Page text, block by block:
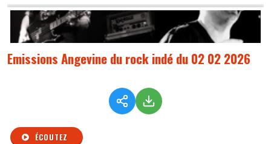
Emissions Angevine du rock indé du 02 02 2026
ÉCOUTEZ